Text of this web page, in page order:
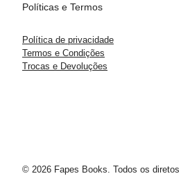
Políticas e Termos
Política de privacidade
Termos e Condições
Trocas e Devoluções
© 2026 Fapes Books. Todos os diretos